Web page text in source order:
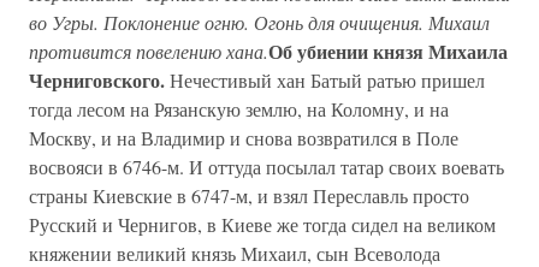
во Угры. Поклонение огню. Огонь для очищения. Михаил
противится повелению хана.Об убиении князя Михаила
Черниговского.Нечестивый хан Батый ратью пришел
тогда лесом на Рязанскую землю, на Коломну, и на
Москву, и на Владимир и снова возвратился в Поле
восвояси в 6746-м. И оттуда посылал татар своих воевать
страны Киевские в 6747-м, и взял Переславль просто
Русский и Чернигов, в Киеве же тогда сидел на великом
княжении великий князь Михаил, сын Всеволода